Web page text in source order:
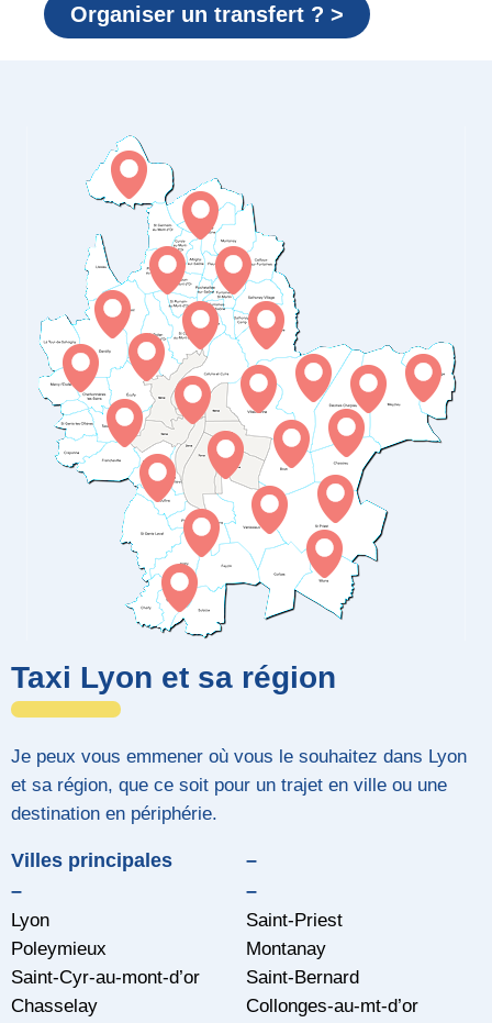
Organiser un transfert ? >
Taxi Lyon et sa région
Je peux vous emmener où vous le souhaitez dans Lyon
et sa région, que ce soit pour un trajet en ville ou une
destination en périphérie.
Villes principales
–
–
–
Lyon
Saint-Priest
Poleymieux
Montanay
Saint-Cyr-au-mont-d’or
Saint-Bernard
Chasselay
Collonges-au-mt-d’or